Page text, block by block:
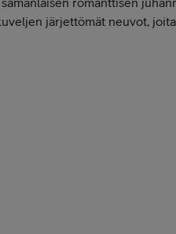
järjettömät neuvot,